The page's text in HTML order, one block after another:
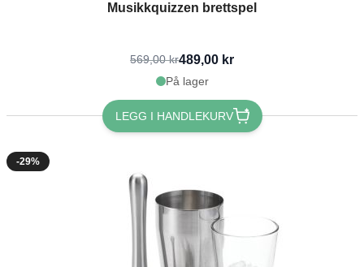
Musikkquizzen brettspel
569,00 kr489,00 kr
På lager
LEGG I HANDLEKURV
-29%